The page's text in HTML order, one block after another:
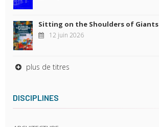
Sitting on the Shoulders of Giants
12 juin 2026
plus de titres
DISCIPLINES